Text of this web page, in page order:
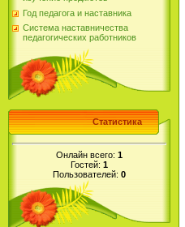
Год педагога и наставника
Система наставничества
педагогических работников
Статистика
Онлайн всего: 1
Гостей: 1
Пользователей: 0